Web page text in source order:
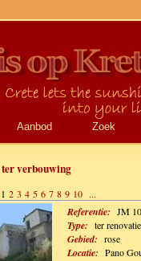
Aanbod Zoek
ter verbouwing
1 2 3 4 5 6 7 8 9 10 ...
Referentie: JM
Type: ter
Gebied: rose
Locatie: Pano